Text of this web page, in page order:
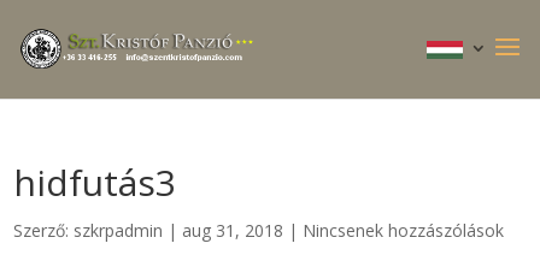
hidfutás3
Szerző: szkrpadmin | aug 31, 2018 | Nincsenek hozzászólások